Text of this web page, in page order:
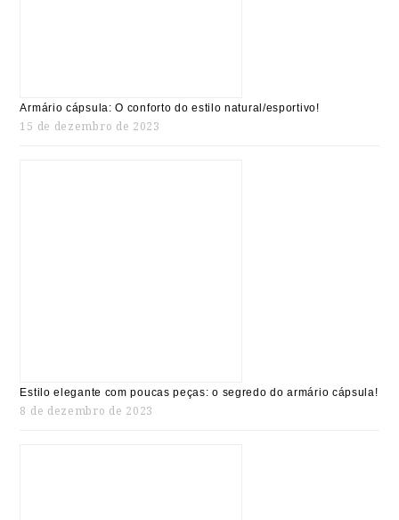
Armário cápsula: O conforto do estilo natural/esportivo!
15 de dezembro de 2023
Estilo elegante com poucas peças: o segredo do armário cápsula!
8 de dezembro de 2023